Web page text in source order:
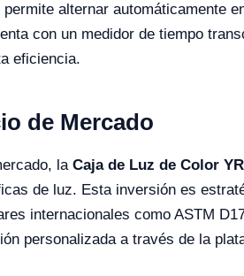
permite alternar automáticamente
con un medidor de tiempo
eficiencia.
de Mercado
la Caja de Luz de Color
de luz. Esta inversión es
internacionales como ASTM
personalizada a través de la